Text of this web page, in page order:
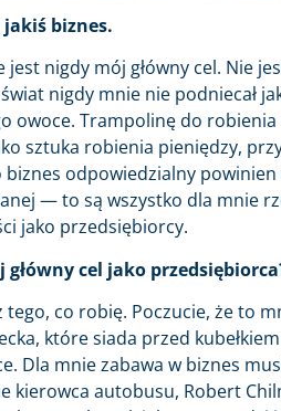
jakiś biznes.
jest nigdy mój główny cel. Nie
nigdy mnie nie podniecał
owoce. Trampolinę do
sztuka robienia pieniędzy,
biznes odpowiedzialny
— to są wszystko dla mnie
jako przedsiębiorcy.
główny cel jako
tego, co robię. Poczucie, że to
które siada przed
Dla mnie zabawa w biznes
kierowca autobusu, Robert